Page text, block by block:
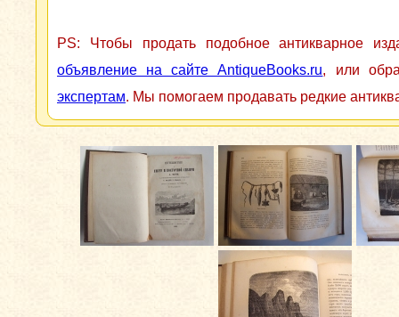
PS: Чтобы продать подобное антикварное
объявление на сайте AntiqueBooks.ru, или
экспертам. Мы помогаем продавать редкие